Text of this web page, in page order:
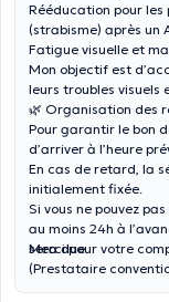
Rééducation pour
(strabisme) après un
Fatigue visuelle et
Mon objectif est
leurs troubles
🌿 Organisation des
Pour garantir le bon
d’arriver à l’heure
En cas de retard, la
initialement fixée.
Si vous ne pouvez
au moins 24h à
sera due.
Merci pour votre
(Prestataire